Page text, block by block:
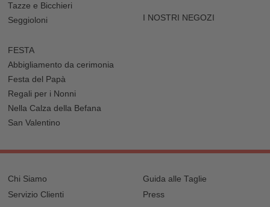
Tazze e Bicchieri
Seggioloni
I NOSTRI NEGOZI
FESTA
Abbigliamento da cerimonia
Festa del Papà
Regali per i Nonni
Nella Calza della Befana
San Valentino
Chi Siamo
Servizio Clienti
Guida alle Taglie
Press